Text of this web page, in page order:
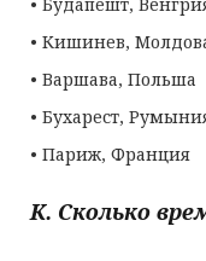
• Кишинев,
• Варшава, Польша
• Бухарест,
• Париж, Франция
К. Сколько